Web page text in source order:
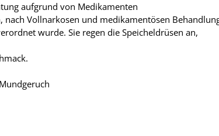
aufgrund von Medikamenten
Vollnarkosen und medikamentösen
wurde. Sie regen die Speicheldrüsen an,